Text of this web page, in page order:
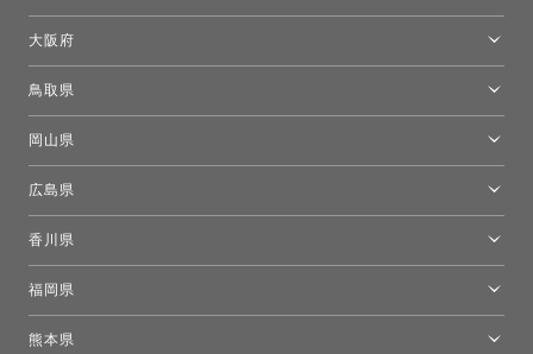
大阪府
鳥取県
岡山県
広島県
香川県
福岡県
熊本県